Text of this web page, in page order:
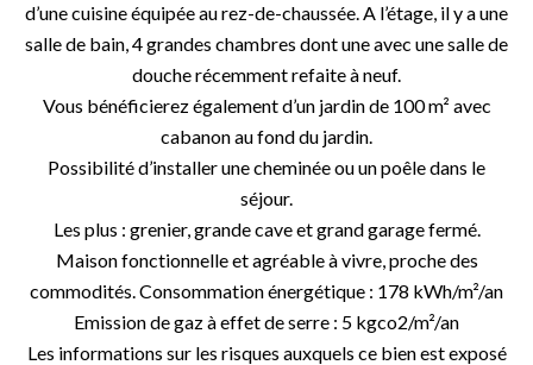
d’une cuisine équipée au rez-de-chaussée. A l’étage, il y a une
salle de bain, 4 grandes chambres dont une avec une salle de
douche récemment refaite à neuf.
Vous bénéficierez également d’un jardin de 100 m² avec
cabanon au fond du jardin.
Possibilité d’installer une cheminée ou un poêle dans le
séjour.
Les plus : grenier, grande cave et grand garage fermé.
Maison fonctionnelle et agréable à vivre, proche des
commodités. Consommation énergétique : 178 kWh/m²/an
Emission de gaz à effet de serre : 5 kgco2/m²/an
Les informations sur les risques auxquels ce bien est exposé